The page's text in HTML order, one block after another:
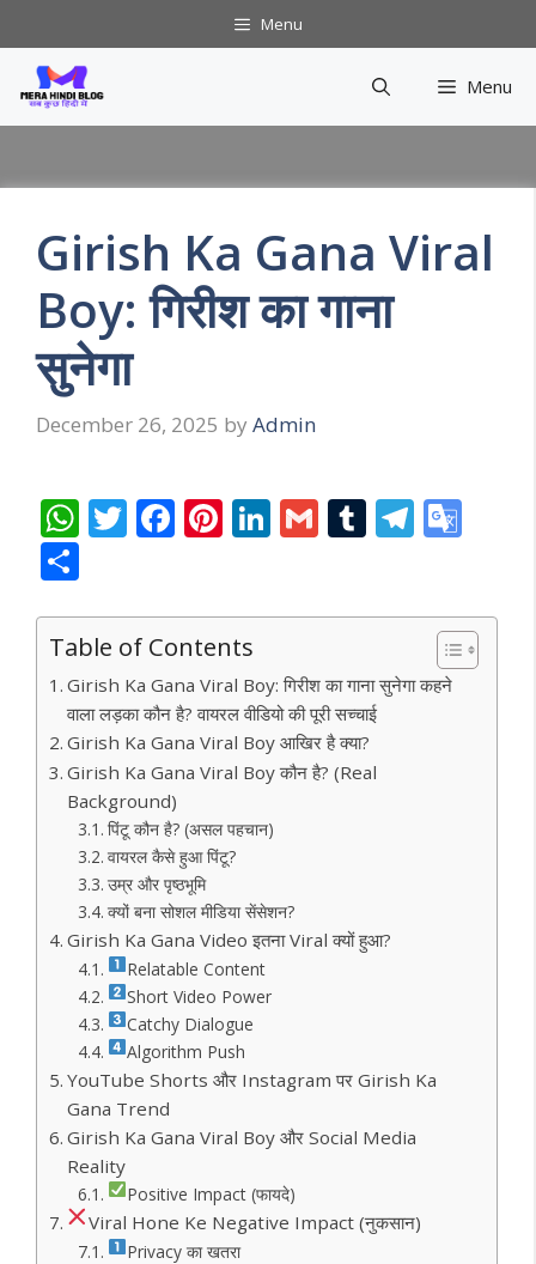
to
content
Menu
Menu
Girish Ka Gana Viral
Boy: गिरीश का गाना
सुनेगा
December 26, 2025 by Admin
W
s
A
p
p
T
er
F
b
o
o
k
Pi
e
st
Li
e
dI
n
G
l
T
bl
r
T
gr
a
m
gl
e
ar
e
Table of Contents
Girish Ka Gana Viral Boy: गिरीश का गाना सुनेगा कहने
वाला लड़का कौन है? वायरल वीडियो की पूरी सच्चाई
Girish Ka Gana Viral Boy आखिर है क्या?
Girish Ka Gana Viral Boy कौन है? (Real
Background)
पिंटू कौन है? (असल पहचान)
वायरल कैसे हुआ पिंटू?
उम्र और पृष्ठभूमि
क्यों बना सोशल मीडिया सेंसेशन?
Girish Ka Gana Video इतना Viral क्यों हुआ?
Relatable Content
Short Video Power
Catchy Dialogue
Algorithm Push
YouTube Shorts और Instagram पर Girish Ka
Gana Trend
Girish Ka Gana Viral Boy और Social Media
Reality
Positive Impact (फायदे)
Viral Hone Ke Negative Impact (नुकसान)
Privacy का खतरा